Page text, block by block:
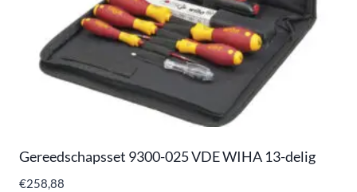
Gereedschapsset 9300-025 VDE WIHA 13-delig
€258,88